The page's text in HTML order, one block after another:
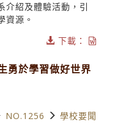
介紹及體驗活動，引
資源。
下載：
勇於學習做好世界
NO.1256 學校要聞